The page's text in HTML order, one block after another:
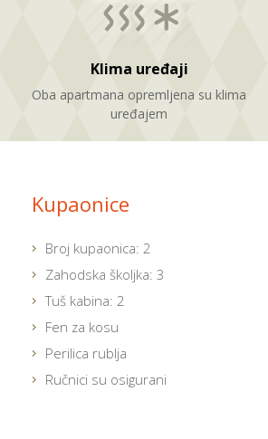
Klima uređaji
Oba apartmana opremljena su klima
uređajem
Kupaonice
Broj kupaonica: 2
Zahodska školjka: 3
Tuš kabina: 2
Fen za kosu
Perilica rublja
Ručnici su osigurani